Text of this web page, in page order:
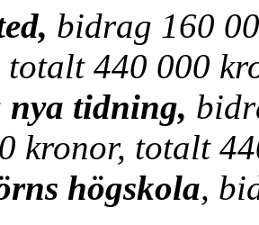
bidrag 160
totalt 440 000
nya tidning,
kronor, totalt
högskola,